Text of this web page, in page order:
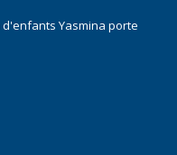
Yasmina porte